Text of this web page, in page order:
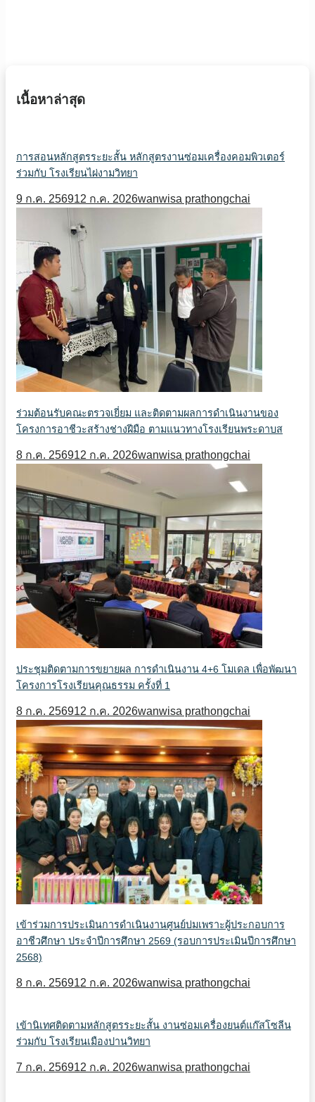
เนื้อหาล่าสุด
การสอนหลักสูตรระยะสั้น หลักสูตรงานซ่อมเครื่องคอมพิวเตอร์
ร่วมกับ โรงเรียนไผ่งามวิทยา
9 ก.ค. 256912 ก.ค. 2026wanwisa prathongchai
ร่วมต้อนรับคณะตรวจเยี่ยม และติดตามผลการดำเนินงานของ
โครงการอาชีวะสร้างช่างฝีมือ ตามแนวทางโรงเรียนพระดาบส
8 ก.ค. 256912 ก.ค. 2026wanwisa prathongchai
ประชุมติดตามการขยายผล การดำเนินงาน 4+6 โมเดล เพื่อพัฒนา
โครงการโรงเรียนคุณธรรม ครั้งที่ 1
8 ก.ค. 256912 ก.ค. 2026wanwisa prathongchai
เข้าร่วมการประเมินการดำเนินงานศูนย์บ่มเพราะผู้ประกอบการ
อาชีวศึกษา ประจำปีการศึกษา 2569 (รอบการประเมินปีการศึกษา
2568)
8 ก.ค. 256912 ก.ค. 2026wanwisa prathongchai
เข้านิเทศติดตามหลักสูตรระยะสั้น งานซ่อมเครื่องยนต์แก๊สโซลีน
ร่วมกับ โรงเรียนเมืองปานวิทยา
7 ก.ค. 256912 ก.ค. 2026wanwisa prathongchai